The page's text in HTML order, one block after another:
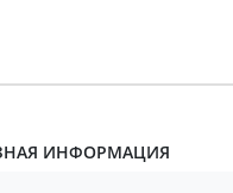
ИНФОРМАЦИЯ